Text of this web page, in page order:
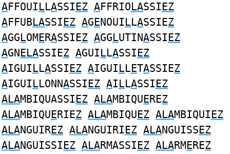
AFFOUILLASSIEZ AFFRIOLASSIEZ
AFFUBLASSIEZ AGENOUILLASSIEZ
AGGLOMERASSIEZ AGGLUTINASSIEZ
AGNELASSIEZ AGUILLASSIEZ
AIGUILLASSIEZ AIGUILLETASSIEZ
AIGUILLONNASSIEZ AILLASSIEZ
ALAMBIQUASSIEZ ALAMBIQUEREZ
ALAMBIQUERIEZ ALAMBIQUEZ ALAMBIQUIEZ
ALANGUIREZ ALANGUIRIEZ ALANGUISSEZ
ALANGUISSIEZ ALARMASSIEZ ALARMEREZ